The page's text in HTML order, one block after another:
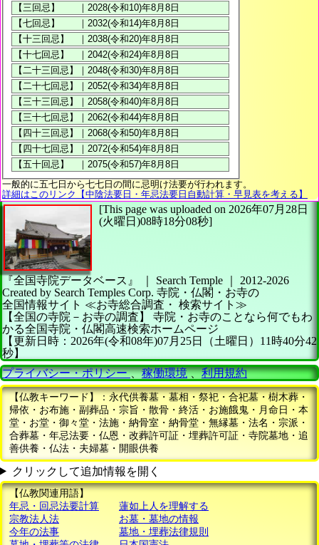
一般的に五七日から七七日の間に忌明け法要が行われます。
詳細はこのリンク【中陰法要日・年忌法要日自動計算・早見表を考える】
[This page was uploaded on 2026年07月28日
(火曜日)08時18分08秒]
『全国寺院データベース』 ｜ Search Temple
2012-2026
Created by Search Temples Corp. 寺院・仏閣・お寺の
全国情報サイト ≪お寺総合調査・ 検索サイト≫
【全国の寺院－お寺の調査】
寺院・お寺のことなら何でもわ
かる全国寺院・仏閣高速検索ホームページ
【更新日時：2026年(令和08年)07月25日（土曜日）11時40分42
秒】
プライバシー・ポリシー、稼働環境、利用規約
【仏教キーワード】：永代供養墓・墓相・祭祀・合祀墓・樹木葬・
帰依・お布施・副葬品・宗旨・散骨・終活・お施餓鬼・月命日・本
堂・お堂・御々堂・法施・納骨室・納骨堂・無縁墓・法名・宗派・
合葬墓・年忌法要・仏恩・改葬許可証・埋葬許可証・寺院墓地・追
善供養・仏法・夫婦墓・開眼供養
クリックして追加情報を開く
【仏教関連用語】
年忌・回忌法要計算
蓮如上人を理解する
宗教法人法
お墓・墓地の情報
今年の法事
墓地・埋葬法律規則